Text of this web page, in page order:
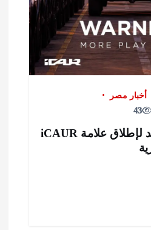
جي بي أوتو تستعد لإطلاق علامة iCAUR